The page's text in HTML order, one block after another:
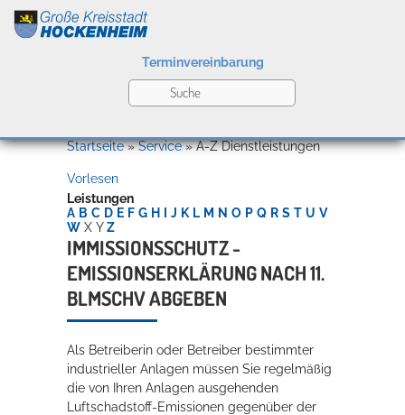
Kultur
Bildung
Wirtschaft
Terminvereinbarung
Willkommen in Hockenheim
Startseite»Service»A-Z Dienstleistungen
Vorlesen
Leistungen
A B C D E F G H J K L M N O P Q R S T U V
W X Y Z
IMMISSIONSSCHUTZ -
EMISSIONSERKLÄRUNG NACH 11.
BLMSCHV ABGEBEN
Als Betreiberin oder Betreiber bestimmter
industrieller Anlagen müssen Sie regelmäßig
die von Ihren Anlagen ausgehenden
Luftschadstoff-Emissionen gegenüber der